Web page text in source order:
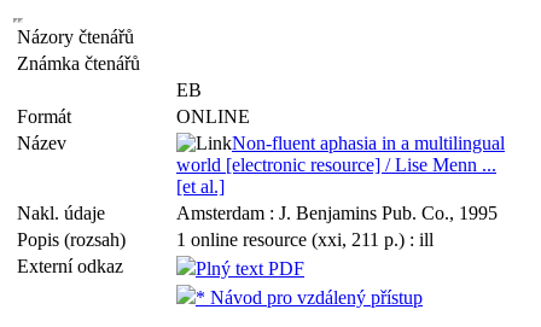
Názory čtenářů
Známka čtenářů
EB
Formát
ONLINE
Název
Non-fluent aphasia in a multilingual
world [electronic resource] / Lise Menn ...
[et al.]
Nakl. údaje
Amsterdam : J. Benjamins Pub. Co., 1995
Popis (rozsah)
1 online resource (xxi, 211 p.) : ill
Externí odkaz
Plný text PDF
* Návod pro vzdálený přístup